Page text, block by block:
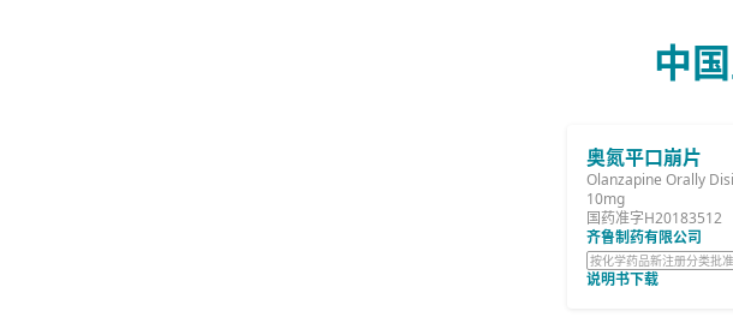
中
奥氮平口崩片
Olanzapine Orally
10mg
国药准字H20183512
齐鲁制药有限公司
按化学药品新注册分类批
说明书下载